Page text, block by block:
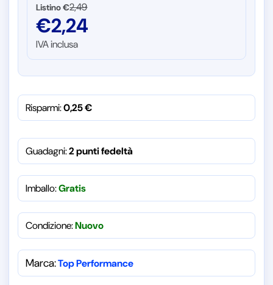
Listino €2,49
€2,24
IVA inclusa
Risparmi:0,25€
Guadagni:2 punti fedeltà
Imballo:Gratis
Condizione:Nuovo
Marca:Top Performance